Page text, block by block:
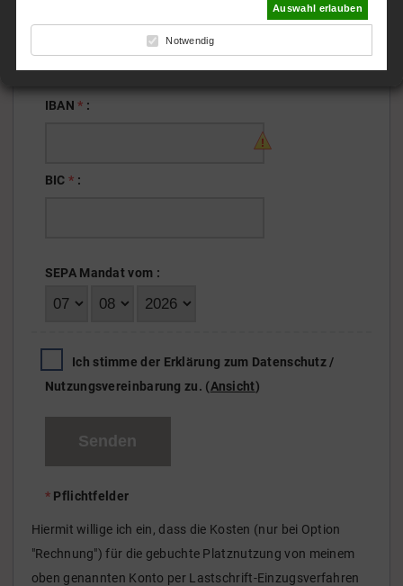
Bitte geben sie ihre IBAN und BIC in
IBAN* :
BIC * :
SEPA Mandat vom :
Ich stimme der Erklärung zum Datenschutz /
Nutzungsvereinbarung zu. (Ansicht)
* Pflichtfelder
Hiermit willige ich ein, dass die Kosten (nur bei Option
"Rechnung") für die gebuchte Platznutzung von meinem
oben genannten Konto per Lastschrift-Einzugsverfahren
Auswahl erlauben
Notwendig